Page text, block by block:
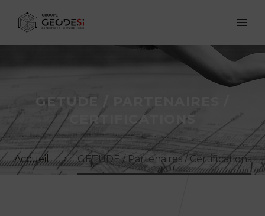
GETUDE / PARTENAIRES /
CERTIFICATIONS
Accueil GETUDE / Partenaires / Certifications